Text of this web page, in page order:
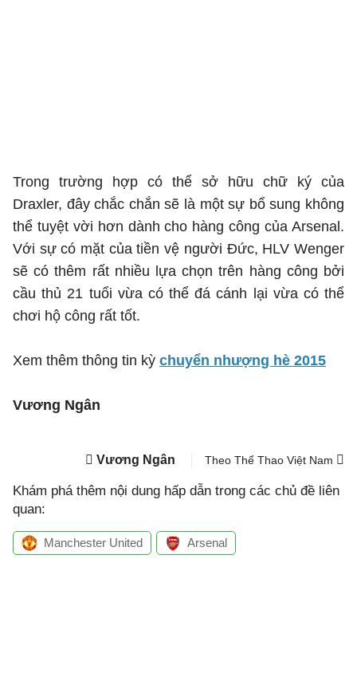
Trong trường hợp có thể sở hữu chữ ký của
Draxler, đây chắc chắn sẽ là một sự bổ sung không
thể tuyệt vời hơn dành cho hàng công của Arsenal.
Với sự có mặt của tiền vệ người Đức, HLV Wenger
sẽ có thêm rất nhiều lựa chọn trên hàng công bởi
cầu thủ 21 tuổi vừa có thể đá cánh lại vừa có thể
chơi hộ công rất tốt.
Xem thêm thông tin kỳ chuyển nhượng hè 2015
Vương Ngân
Vương Ngân Theo Thể Thao Việt Nam
Khám phá thêm nội dung hấp dẫn trong các chủ đề liên
quan:
Manchester United Arsenal